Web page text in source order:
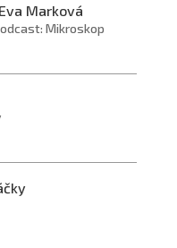
Marková
Mikroskop